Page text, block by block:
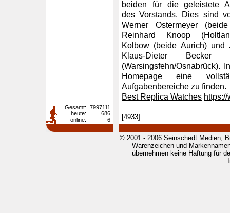
beiden für die geleistete
des Vorstands. Dies sind
Werner Ostermeyer
Reinhard Knoop
Kolbow (beide Aurich) und
Klaus-Dieter
(Warsingsfehn/Osnabrück).
Homepage eine
Aufgabenbereiche zu finden.
Best Replica Watches
[4933]
Gesamt:
7997111
heute:
686
online:
6
© 2001 - 2006 Seinschedt Medien,
Warenzeichen und
übernehmen keine Haftung für